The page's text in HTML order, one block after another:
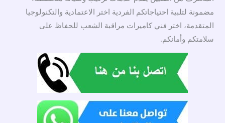
مضمونة لتلبية احتياجاتكم الفردية اختر الاعتمادية والتكنولوجيا
المتقدمة، اختر فني كاميرات مراقبة الشعب للحفاظ على
سلامتكم وأمانكم.